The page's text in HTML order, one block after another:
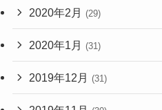
2020年2月 (29)
2020年1月 (31)
2019年12月 (31)